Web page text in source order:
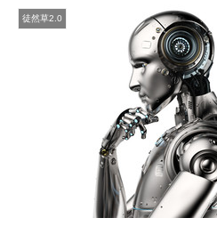
徒然草2.0